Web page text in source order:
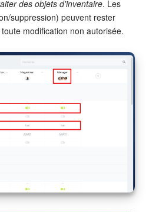
GRATUIT
des objets d'inventaire. Les
suppression) peuvent rester
modification non autorisée.